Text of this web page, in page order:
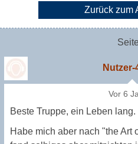
Zurück zum
Nutzer-
Vor 6
Beste Truppe, ein Leben lang.
Habe mich aber nach "the Art